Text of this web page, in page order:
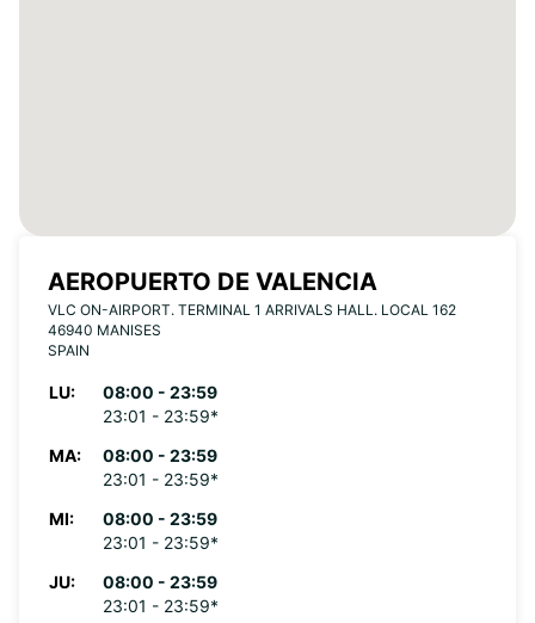
AEROPUERTO DE VALENCIA
VLC ON-AIRPORT. TERMINAL 1 ARRIVALS HALL. LOCAL 162
46940 MANISES
SPAIN
LU:
08:00 - 23:59
23:01 - 23:59*
MA:
08:00 - 23:59
23:01 - 23:59*
MI:
08:00 - 23:59
23:01 - 23:59*
JU:
08:00 - 23:59
23:01 - 23:59*